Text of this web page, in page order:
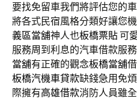
要找免留車我們將評估您的
將各式民宿風格分類好讓您
義區當舖神人也板橋票貼可
服務周到利息的汽車借款服
當舖有正確的觀念板橋當舖
板橋汽機車貸款缺錢急用免
際擁有高雄借款消防人員雖